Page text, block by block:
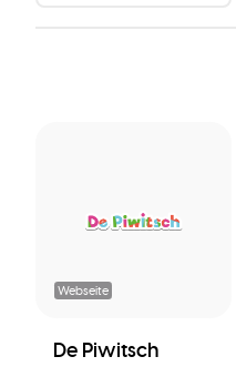
Webseite
De Piwitsch